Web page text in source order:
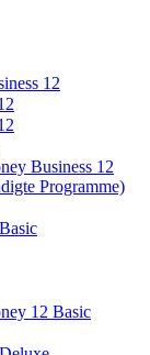
12
Business 12
Programme)
12 Basic